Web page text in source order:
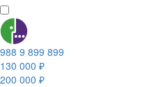
988 9 899 899
130 000 ₽
200 000 ₽